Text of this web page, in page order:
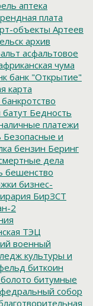
аптека
плата
объекты Артеев
архив
асфальтовое
чума
банк "Открытие"
карта
банкротство
батут Бедность
платежи
Безопасные и
бензин Беринг
дела
бешенство
бизнес-
БирЗСТ
2
ТЭЦ
военный
культуры и
биткоин
битумные
собор